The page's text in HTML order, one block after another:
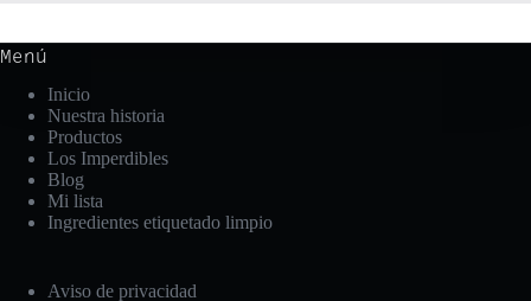
Menú
Inicio
Nuestra historia
Productos
Los Imperdibles
Blog
Mi lista
Ingredientes etiquetado limpio
Aviso de privacidad